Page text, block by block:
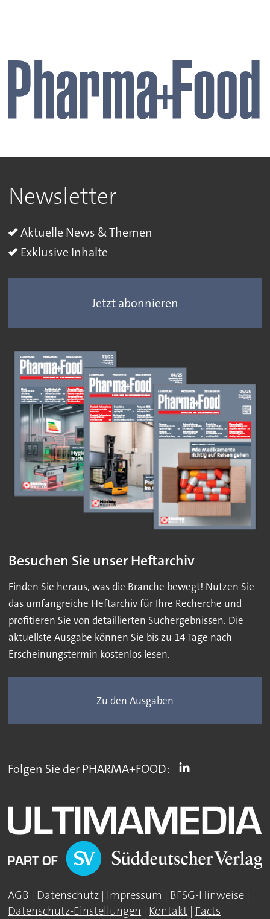
Newsletter
Aktuelle News & Themen
Exklusive Inhalte
Jetzt abonnieren
Besuchen Sie unser Heftarchiv
Finden Sie heraus, was die Branche bewegt! Nutzen Sie
das umfangreiche Heftarchiv für Ihre Recherche und
profitieren Sie von detaillierten Suchergebnissen. Die
aktuellste Ausgabe können Sie bis zu 14 Tage nach
Erscheinungstermin kostenlos lesen.
Zu den Ausgaben
Folgen Sie der PHARMA+FOOD:
AGB | Datenschutz | Impressum | BFSG-Hinweise |
Datenschutz-Einstellungen | Kontakt | Facts